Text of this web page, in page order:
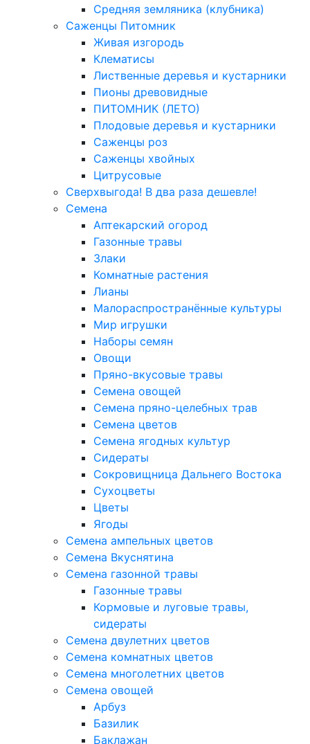
Средняя земляника (клубника)
Саженцы Питомник
Живая изгородь
Клематисы
Лиственные деревья и кустарники
Пионы древовидные
ПИТОМНИК (ЛЕТО)
Плодовые деревья и кустарники
Саженцы роз
Саженцы хвойных
Цитрусовые
Сверхвыгода! В два раза дешевле!
Семена
Аптекарский огород
Газонные травы
Злаки
Комнатные растения
Лианы
Малораспространённые культуры
Мир игрушки
Наборы семян
Овощи
Пряно-вкусовые травы
Семена овощей
Семена пряно-целебных трав
Семена цветов
Семена ягодных культур
Сидераты
Сокровищница Дальнего Востока
Сухоцветы
Цветы
Ягоды
Семена ампельных цветов
Семена Вкуснятина
Семена газонной травы
Газонные травы
Кормовые и луговые травы,
сидераты
Семена двулетних цветов
Семена комнатных цветов
Семена многолетних цветов
Семена овощей
Арбуз
Базилик
Баклажан